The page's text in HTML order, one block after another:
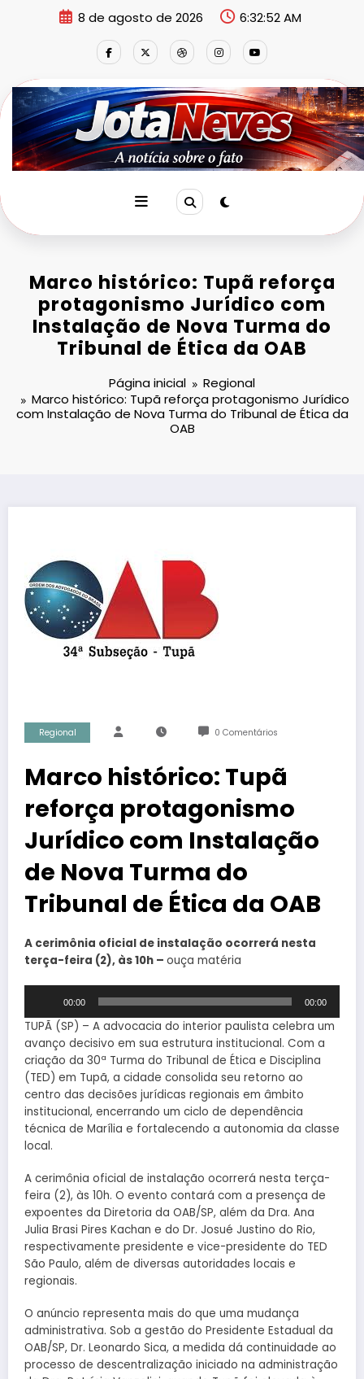
8 de agosto de 2026 6:32:53 AM
Marco histórico: Tupã reforça
protagonismo Jurídico com
Instalação de Nova Turma do
Tribunal de Ética da OAB
Página inicial
Regional
Marco histórico: Tupã reforça protagonismo Jurídico
com Instalação de Nova Turma do Tribunal de Ética da
OAB
Regional 0 Comentários
Marco histórico: Tupã
reforça protagonismo
Jurídico com Instalação
de Nova Turma do
Tribunal de Ética da OAB
A cerimônia oficial de instalação ocorrerá nesta
terça-feira (2), às 10h – ouça matéria
áudio
00:00 00:00
TUPÃ (SP) – A advocacia do interior paulista celebra um
avanço decisivo em sua estrutura institucional. Com a
criação da 30ª Turma do Tribunal de Ética e Disciplina
(TED) em Tupã, a cidade consolida seu retorno ao
centro das decisões jurídicas regionais em âmbito
institucional, encerrando um ciclo de dependência
técnica de Marília e fortalecendo a autonomia da classe
local.
A cerimônia oficial de instalação ocorrerá nesta terça-
feira (2), às 10h. O evento contará com a presença de
expoentes da Diretoria da OAB/SP, além da Dra. Ana
Julia Brasi Pires Kachan e do Dr. Josué Justino do Rio,
respectivamente presidente e vice-presidente do TED
São Paulo, além de diversas autoridades locais e
regionais.
O anúncio representa mais do que uma mudança
administrativa. Sob a gestão do Presidente Estadual da
OAB/SP, Dr. Leonardo Sica, a medida dá continuidade ao
processo de descentralização iniciado na administração